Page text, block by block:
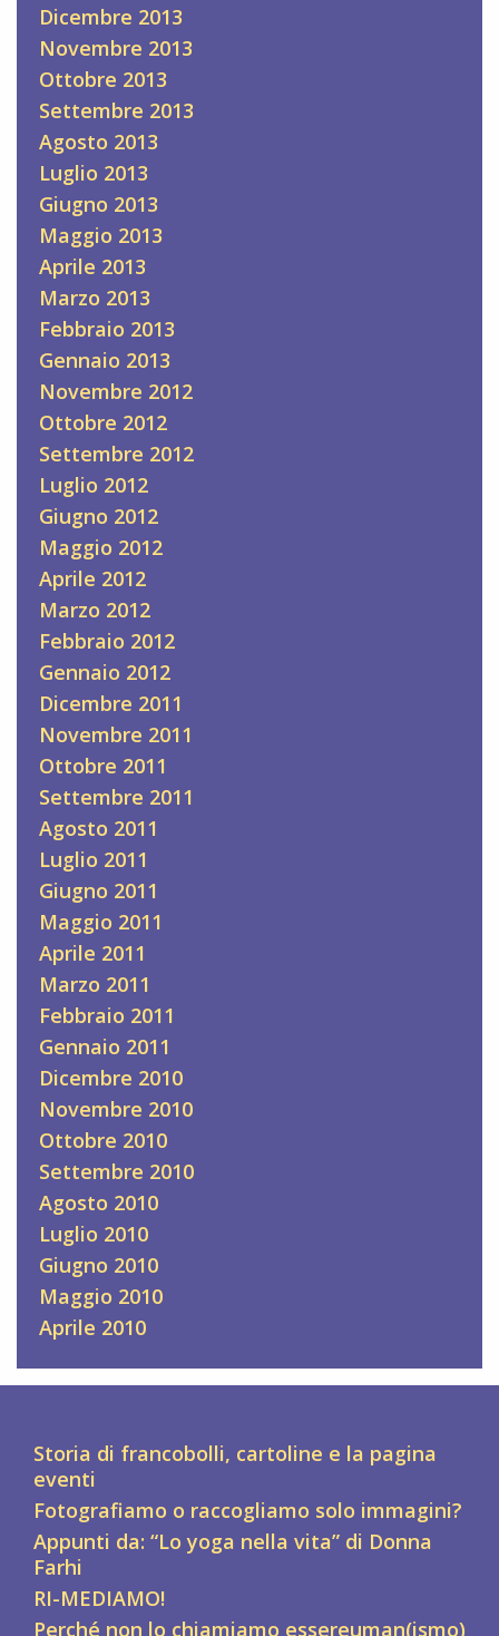
Dicembre 2013
Novembre 2013
Ottobre 2013
Settembre 2013
Agosto 2013
Luglio 2013
Giugno 2013
Maggio 2013
Aprile 2013
Marzo 2013
Febbraio 2013
Gennaio 2013
Novembre 2012
Ottobre 2012
Settembre 2012
Luglio 2012
Giugno 2012
Maggio 2012
Aprile 2012
Marzo 2012
Febbraio 2012
Gennaio 2012
Dicembre 2011
Novembre 2011
Ottobre 2011
Settembre 2011
Agosto 2011
Luglio 2011
Giugno 2011
Maggio 2011
Aprile 2011
Marzo 2011
Febbraio 2011
Gennaio 2011
Dicembre 2010
Novembre 2010
Ottobre 2010
Settembre 2010
Agosto 2010
Luglio 2010
Giugno 2010
Maggio 2010
Aprile 2010
Storia di francobolli, cartoline e la pagina
eventi
Fotografiamo o raccogliamo solo immagini?
Appunti da: “Lo yoga nella vita” di Donna
Farhi
RI-MEDIAMO!
Perché non lo chiamiamo essereuman(ismo)